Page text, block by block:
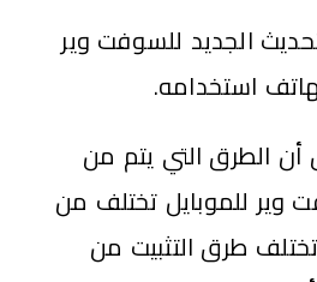
الجديد للسوفت وير
استخدامه.
أن الطرق التي يتم من
وير للموبايل تختلف من
طرق التثبيت من